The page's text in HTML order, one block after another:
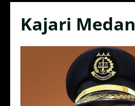
Kajari Medan